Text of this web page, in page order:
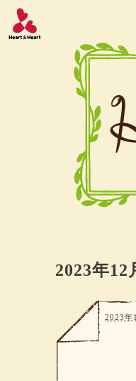
2023年
2023年